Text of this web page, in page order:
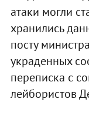
атаки могли
хранились
посту
украденных
переписка с
лейбористов